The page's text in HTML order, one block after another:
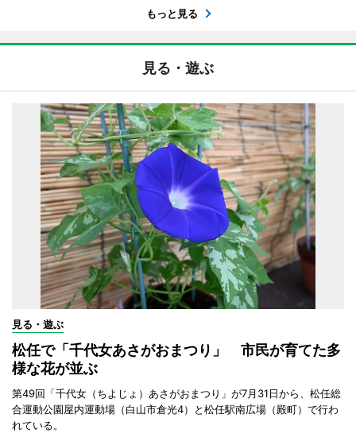
もっと見る
見る・遊ぶ
見る・遊ぶ
松任で「千代女あさがおまつり」 市民が育てた多
様な花が並ぶ
第49回「千代女（ちよじょ）あさがおまつり」が7月31日から、松任総
合運動公園屋内運動場（白山市倉光4）と松任駅南広場（殿町）で行わ
れている。